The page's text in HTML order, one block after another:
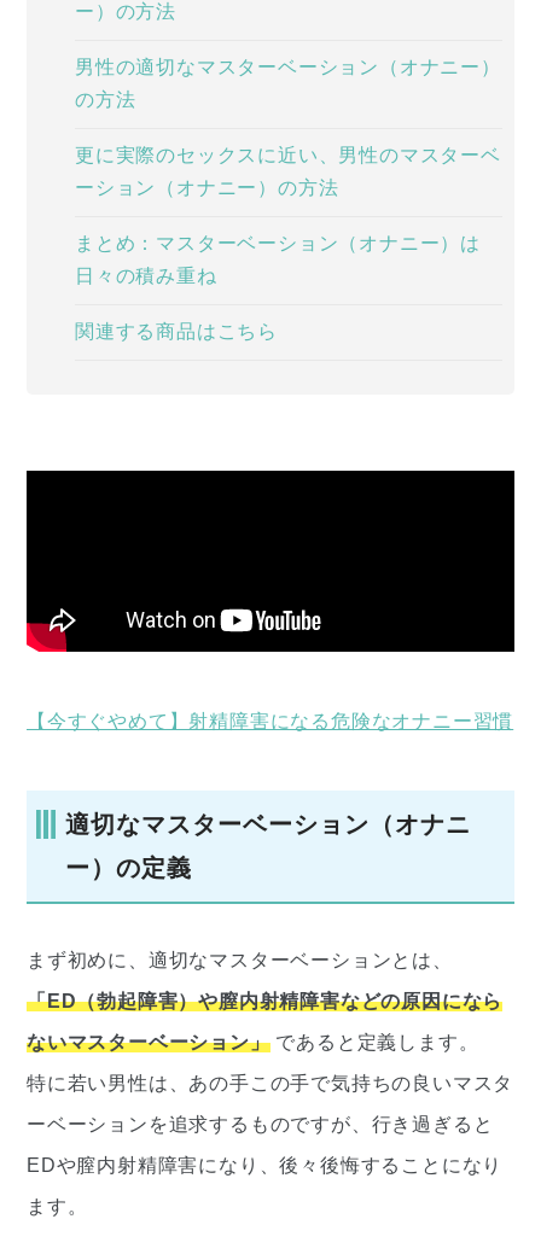
ー）の方法
男性の適切なマスターベーション（オナニー）
の方法
更に実際のセックスに近い、男性のマスターベ
ーション（オナニー）の方法
まとめ：マスターベーション（オナニー）は
日々の積み重ね
関連する商品はこちら
【今すぐやめて】射精障害になる危険なオナニー習慣
適切なマスターベーション（オナニ
ー）の定義
まず初めに、適切なマスターベーションとは、
「ED（勃起障害）や膣内射精障害などの原因になら
ないマスターベーション」であると定義します。
特に若い男性は、あの手この手で気持ちの良いマスタ
ーベーションを追求するものですが、行き過ぎると
EDや膣内射精障害になり、後々後悔することになり
ます。